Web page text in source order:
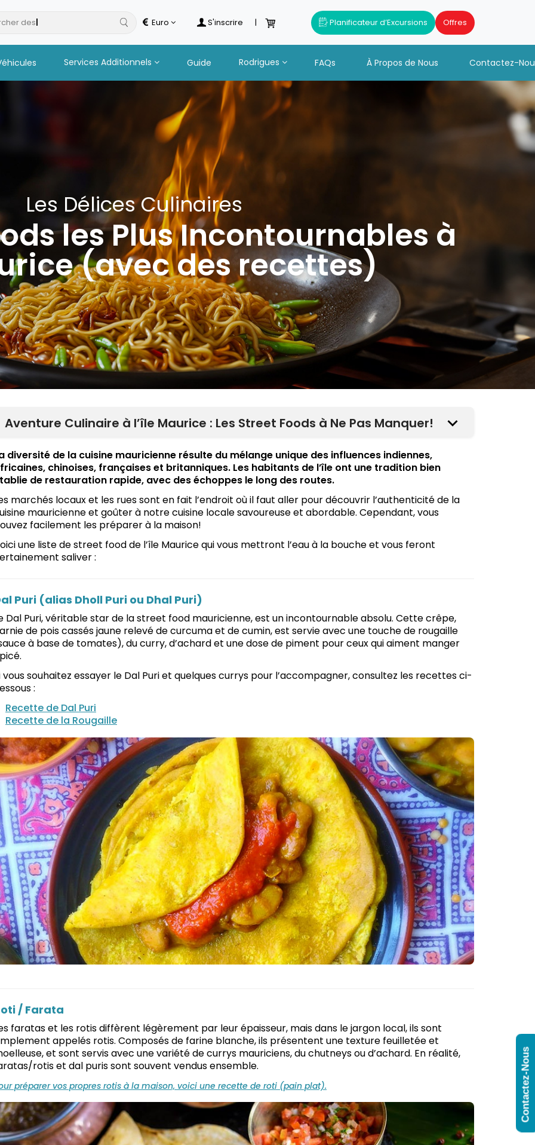
deshot Euro S'inscrire | Planificateur d’Excursions Offres
Services Additionnels Guide Rodrigues FAQs À Propos de Nous Contactez-
Les Délices Culinaires
les Plus Incontournables à
(avec des recettes)
Aventure Culinaire à l’île Maurice : Les Street Foods à Ne Pas Manquer!
diversité de la cuisine mauricienne résulte du mélange unique des influences indiennes,
chinoises, françaises et britanniques. Les habitants de l’île ont une tradition bien
de restauration rapide, avec des échoppes le long des routes.
marchés locaux et les rues sont en fait l’endroit où il faut aller pour découvrir l’authenticité de la
mauricienne et goûter à notre cuisine locale savoureuse et abordable. Cependant, vous
facilement les préparer à la maison!
une liste de street food de l’île Maurice qui vous mettront l’eau à la bouche et vous feront
saliver :
Puri (alias Dholl Puri ou Dhal Puri)
Dal Puri, véritable star de la street food mauricienne, est un incontournable absolu. Cette crêpe,
de pois cassés jaune relevé de curcuma et de cumin, est servie avec une touche de rougaille
à base de tomates), du curry, d’achard et une dose de piment pour ceux qui aiment manger
vous souhaitez essayer le Dal Puri et quelques currys pour l’accompagner, consultez les recettes ci-
:
Recette de Dal Puri
Recette de la Rougaille
/ Farata
faratas et les rotis diffèrent légèrement par leur épaisseur, mais dans le jargon local, ils sont
appelés rotis. Composés de farine blanche, ils présentent une texture feuilletée et
et sont servis avec une variété de currys mauriciens, du chutneys ou d’achard. En réalité,
rotis et dal puris sont souvent vendus ensemble.
préparer vos propres rotis à la maison, voici une recette de roti (pain plat). Contactez-Nous